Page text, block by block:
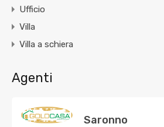
Ufficio
Villa
Villa a schiera
Agenti
Saronno